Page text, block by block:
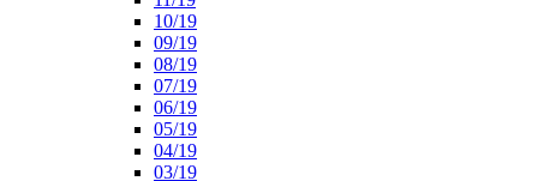
10/19
09/19
08/19
07/19
06/19
05/19
04/19
03/19